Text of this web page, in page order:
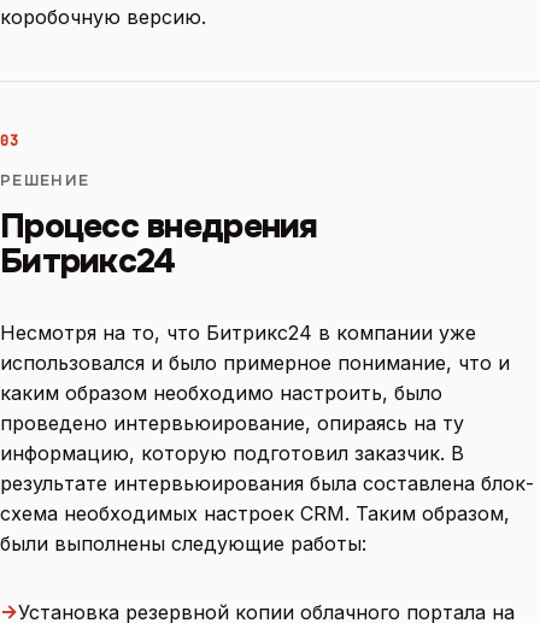
коробочную версию.
03
РЕШЕНИЕ
Процесс внедрения
Битрикс24
Несмотря на то, что Битрикс24 в компании уже
использовался и было примерное понимание, что и
каким образом необходимо настроить, было
проведено интервьюирование, опираясь на ту
информацию, которую подготовил заказчик. В
результате интервьюирования была составлена блок-
схема необходимых настроек CRM. Таким образом,
были выполнены следующие работы:
→Установка резервной копии облачного портала на